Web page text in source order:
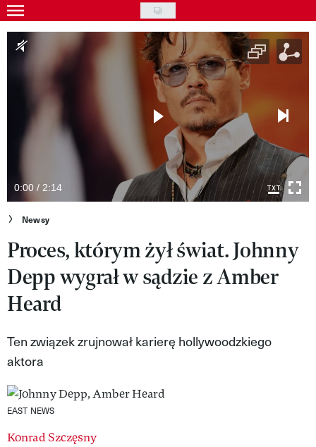
Skip
to
main
Gwiazdy
Uroda
Kultura
Wideo
Nasze akcje
VIVA!ART
VIVA!MODA
VIVA!MAN
VIVA!PEOPLE POWER
0:00 / 2:14
Newsy
Proces, którym żył świat. Johnny
Depp wygrał w sądzie z Amber
Heard
Ten związek zrujnował karierę hollywoodzkiego
aktora
EAST NEWS
Konrad Szczęsny